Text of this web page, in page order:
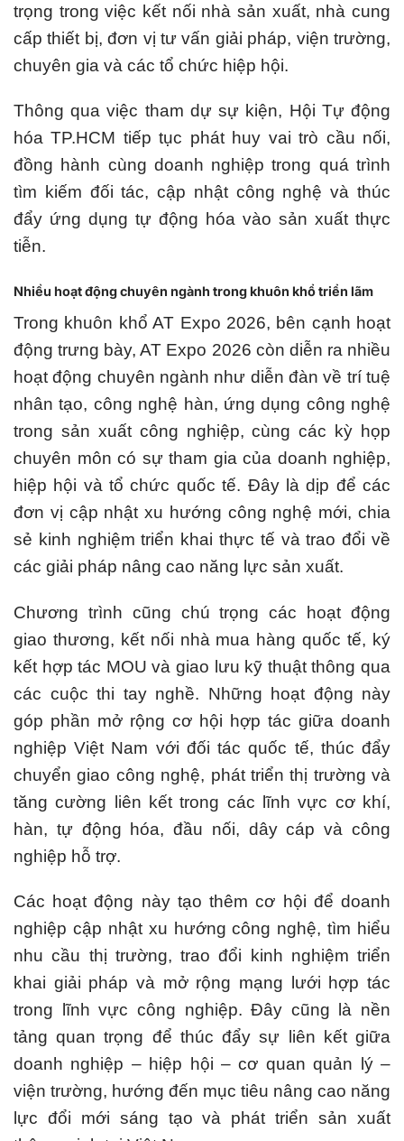
trọng trong việc kết nối nhà sản xuất, nhà cung
cấp thiết bị, đơn vị tư vấn giải pháp, viện trường,
chuyên gia và các tổ chức hiệp hội.
Thông qua việc tham dự sự kiện, Hội Tự động
hóa TP.HCM tiếp tục phát huy vai trò cầu nối,
đồng hành cùng doanh nghiệp trong quá trình
tìm kiếm đối tác, cập nhật công nghệ và thúc
đẩy ứng dụng tự động hóa vào sản xuất thực
tiễn.
Nhiều hoạt động chuyên ngành trong khuôn khổ triển lãm
Trong khuôn khổ AT Expo 2026, bên cạnh hoạt
động trưng bày, AT Expo 2026 còn diễn ra nhiều
hoạt động chuyên ngành như diễn đàn về trí tuệ
nhân tạo, công nghệ hàn, ứng dụng công nghệ
trong sản xuất công nghiệp, cùng các kỳ họp
chuyên môn có sự tham gia của doanh nghiệp,
hiệp hội và tổ chức quốc tế. Đây là dịp để các
đơn vị cập nhật xu hướng công nghệ mới, chia
sẻ kinh nghiệm triển khai thực tế và trao đổi về
các giải pháp nâng cao năng lực sản xuất.
Chương trình cũng chú trọng các hoạt động
giao thương, kết nối nhà mua hàng quốc tế, ký
kết hợp tác MOU và giao lưu kỹ thuật thông qua
các cuộc thi tay nghề. Những hoạt động này
góp phần mở rộng cơ hội hợp tác giữa doanh
nghiệp Việt Nam với đối tác quốc tế, thúc đẩy
chuyển giao công nghệ, phát triển thị trường và
tăng cường liên kết trong các lĩnh vực cơ khí,
hàn, tự động hóa, đầu nối, dây cáp và công
nghiệp hỗ trợ.
Các hoạt động này tạo thêm cơ hội để doanh
nghiệp cập nhật xu hướng công nghệ, tìm hiểu
nhu cầu thị trường, trao đổi kinh nghiệm triển
khai giải pháp và mở rộng mạng lưới hợp tác
trong lĩnh vực công nghiệp. Đây cũng là nền
tảng quan trọng để thúc đẩy sự liên kết giữa
doanh nghiệp – hiệp hội – cơ quan quản lý –
viện trường, hướng đến mục tiêu nâng cao năng
lực đổi mới sáng tạo và phát triển sản xuất